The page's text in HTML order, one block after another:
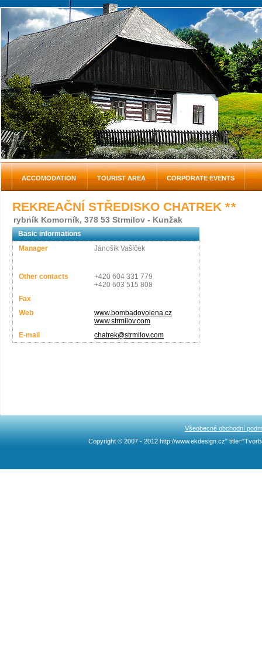
REKREAČNÍ STŘEDISKO CHATREK * *
rybník Komorník, 378 53 Strmilov - Kunžak
Basic informations
Manager
Jánošík Vašíček
Other contacts
+420 604 331 779
+420 603 515 808
Fax
Web
www.bombadovolena.cz
www.strmilov.com
E-mail
chatrek@strmilov.com
ACCOMODATION TOURIST AREA CORPORATE EVENTS
Všeobecné obchodní
Copyright © 2007 - 2012 http://www.ekdesign.cz"